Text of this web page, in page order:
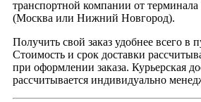
транспортной компании от
(Москва или Нижний Новгород).
Получить свой заказ удобнее всего
Стоимость и срок доставки
при оформлении заказа. Курьерская
рассчитывается индивидуально